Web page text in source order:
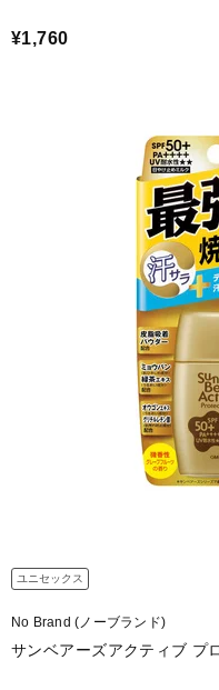
¥1,760
ユニセックス
No Brand (ノーブランド)
サンベアーズアクティブ プ